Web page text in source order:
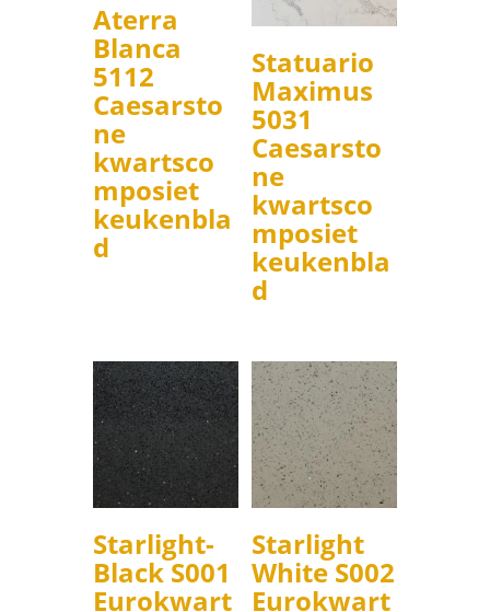
Aterra
Blanca
5112
Caesarsto
ne
kwartsco
mposiet
keukenbla
d
Statuario
Maximus
5031
Caesarsto
ne
kwartsco
mposiet
keukenbla
d
Starlight-
Black S001
Eurokwart
Starlight
White S002
Eurokwart